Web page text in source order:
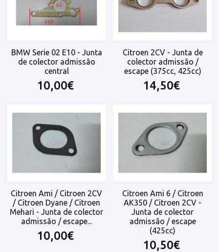
BMW Serie 02 E10 - Junta
de colector admissão
central
10,00€
Citroen 2CV - Junta de
colector admissão /
escape (375cc, 425cc)
14,50€
Citroen Ami / Citroen 2CV
/ Citroen Dyane / Citroen
Mehari - Junta de colector
admissão / escape...
10,00€
Citroen Ami 6 / Citroen
AK350 / Citroen 2CV -
Junta de colector
admissão / escape
(425cc)
10,50€